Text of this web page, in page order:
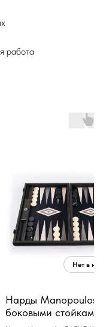
работа
Нарды Manopoulos с
боковыми стойками,